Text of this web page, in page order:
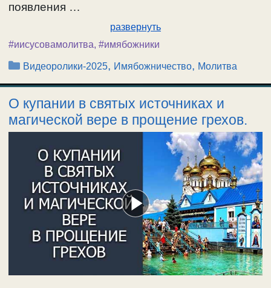
появления …
развернуть
#иисусовамолитва, #имябожники
Рубрики
Видеоролики-2025, Имябожничество, Молитва
О купании в святых источниках и
магической вере в прощение грехов.